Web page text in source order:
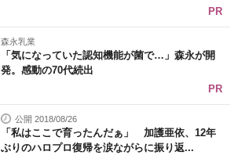
PR
森永乳業
「気になっていた認知機能が菌で…」森永が開
発。感動の70代続出
PR
公開 2018/08/26
「私はここで育ったんだぁ」 加護亜依、12年
ぶりのハロプロ復帰を涙ながらに振り返...